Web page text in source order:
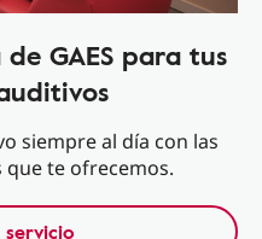
GAES para tus
siempre al día con las
te ofrecemos.